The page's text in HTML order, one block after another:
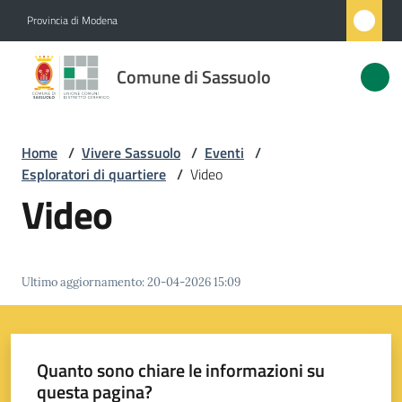
Provincia di Modena
Comune di Sassuolo
Comune
di
Servizi
Vivere
Sassuolo
Menu selezionato
Home / Vivere Sassuolo / Eventi /
Esploratori di quartiere / Video
Video
Ultimo aggiornamento:20-04-2026 15:09
Quanto sono chiare le informazioni su
questa pagina?